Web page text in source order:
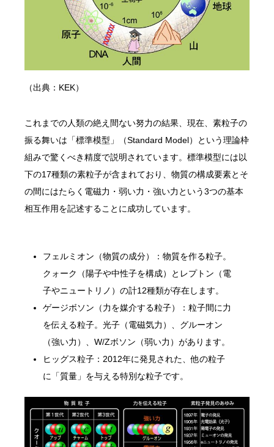
（出典：KEK）
これまでの人類の絶え間ない努力の結果、現在、素粒子の
振る舞いは「標準模型」（Standard Model）という理論枠
組みで驚くべき精度で説明されています。標準模型には以
下の17種類の素粒子が含まれており、物質の構成要素とそ
の間にはたらく電磁力・弱い力・強い力という3つの基本
相互作用を記述することに成功しています。
フェルミオン（物質の成分）：物質を作る粒子。
クォーク（陽子や中性子を構成）とレプトン（電
子やニュートリノ）の計12種類が存在します。
ゲージボソン（力を媒介する粒子）：粒子間に力
を伝える粒子。光子（電磁気力）、グルーオン
（強い力）、W/Zボソン（弱い力）があります。
ヒッグス粒子：2012年に発見された、他の粒子
に「質量」を与える特別な粒子です。